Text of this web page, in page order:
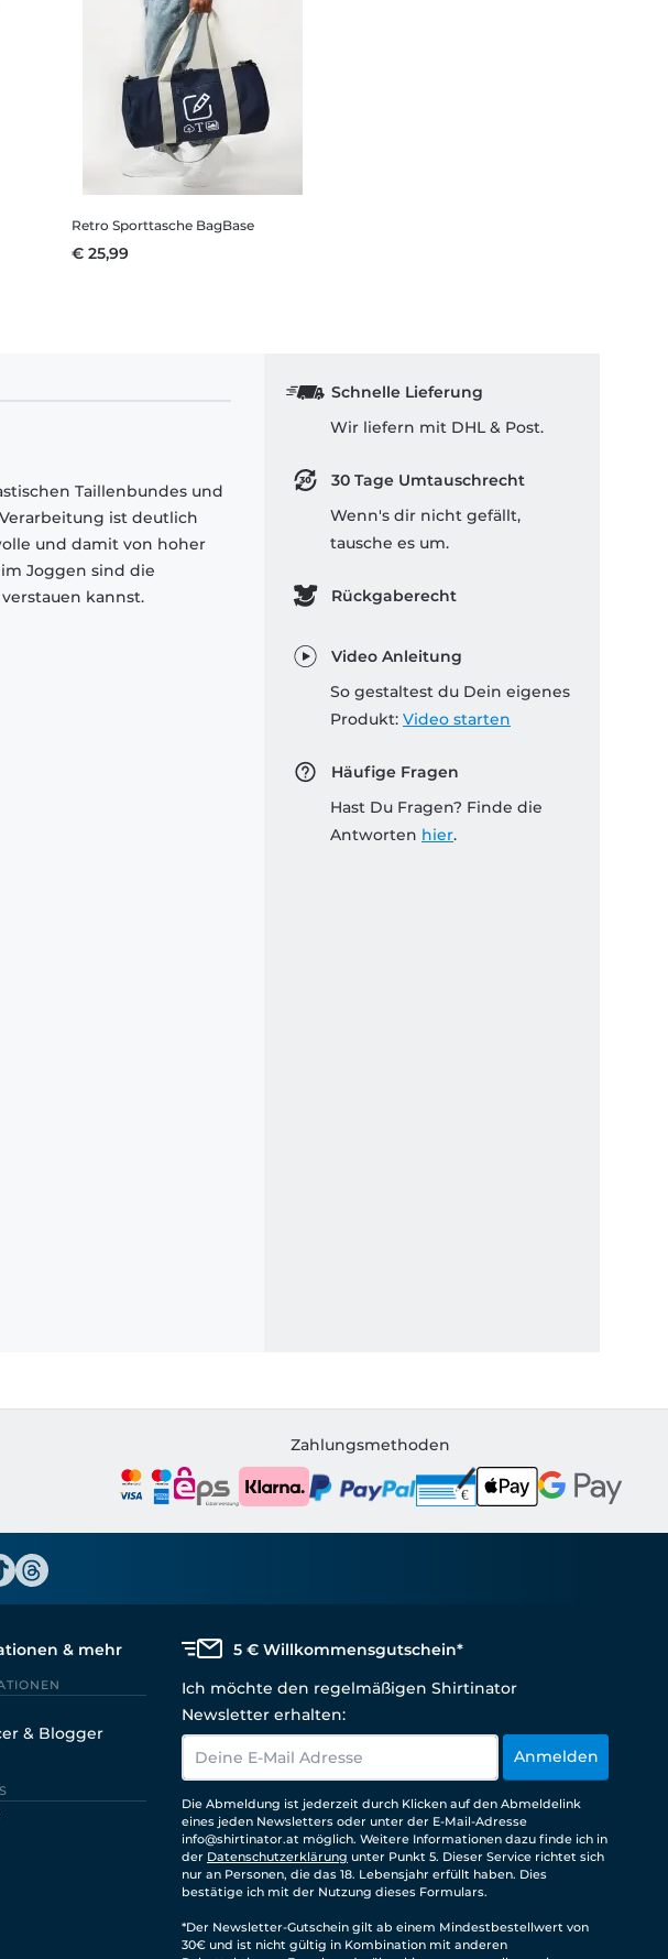
Retro Sporttasche BagBase
€ 25,99
Taillenbundes und
ist deutlich
und damit von hoher
Joggen sind die
kannst.
Schnelle Lieferung
Wir liefern mit DHL & Post.
30 Tage Umtauschrecht
Wenn's dir nicht gefällt,
tausche es um.
Rückgaberecht
Video Anleitung
So gestaltest du Dein eigenes
Produkt: Video starten
Häufige Fragen
Hast Du Fragen? Finde die
Antworten hier.
Zahlungsmethoden
& mehr
& Blogger
5 € Willkommensgutschein*
Ich möchte den regelmäßigen Shirtinator
Newsletter erhalten:
Anmelden
Die Abmeldung ist jederzeit durch Klicken auf den Abmeldelink
eines jeden Newsletters oder unter der E-Mail-Adresse
info@shirtinator.at möglich. Weitere Informationen dazu finde ich in
der Datenschutzerklärung unter Punkt 5. Dieser Service richtet sich
nur an Personen, die das 18. Lebensjahr erfüllt haben. Dies
bestätige ich mit der Nutzung dieses Formulars.
*Der Newsletter-Gutschein gilt ab einem Mindestbestellwert von
30€ und ist nicht gültig in Kombination mit anderen